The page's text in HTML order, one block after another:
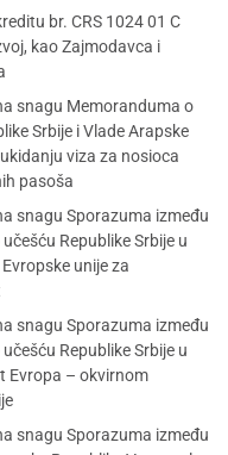
br. CRS 1024 01 C
kao Zajmodavca i
snagu Memoranduma o
Srbije i Vlade Arapske
viza za nosioca
pasoša
snagu Sporazuma između
Republike Srbije u
unije za
snagu Sporazuma između
Republike Srbije u
Evropa – okvirnom
snagu Sporazuma između